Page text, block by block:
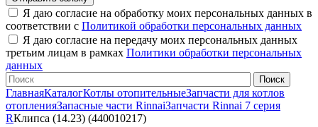
Я даю согласие на обработку моих персональных данных в
соответствии с Политикой обработки персональных данных
Я даю согласие на передачу моих персональных данных
третьим лицам в рамках Политики обработки персональных
данных
ГлавнаяКаталогКотлы отопительныеЗапчасти для котлов
отопленияЗапасные части RinnaiЗапчасти Rinnai 7 серия
RКлипса (14.23) (440010217)